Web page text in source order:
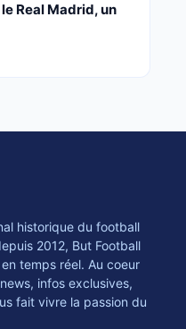
Real Madrid, un
historique du football
2012, But Football
temps réel. Au coeur
infos exclusives,
fait vivre la passion du